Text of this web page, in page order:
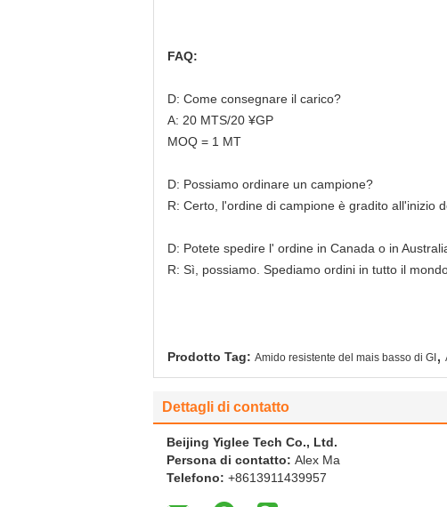
FAQ:
D: Come consegnare il carico?
A: 20 MTS/20 ¥GP
MOQ = 1 MT
D: Possiamo ordinare un campione?
R: Certo, l'ordine di campione è gradito all'inizio
D: Potete spedire l' ordine in Canada o in
R: Sì, possiamo. Spediamo ordini in tutto il
Prodotto Tag: Amido resistente del mais basso di GI ,
Dettagli di contatto
Beijing Yiglee Tech Co., Ltd.
Persona di contatto: Alex Ma
Telefono: +8613911439957